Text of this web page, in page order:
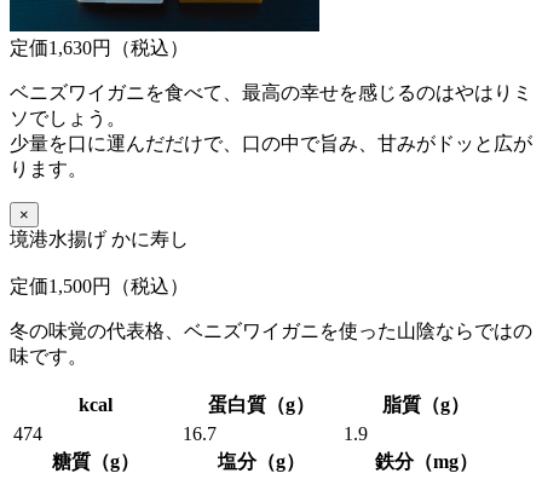
定価1,630円（税込）
ベニズワイガニを食べて、最高の幸せを感じるのはやはりミ
ソでしょう。
少量を口に運んだだけで、口の中で旨み、甘みがドッと広が
ります。
×
境港水揚げ かに寿し
定価1,500円（税込）
冬の味覚の代表格、ベニズワイガニを使った山陰ならではの
味です。
kcal 蛋白質（g）
脂質（g）
474
16.7
1.9
糖質（g）
塩分（g）
鉄分（mg）